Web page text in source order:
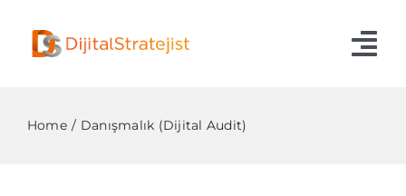
content
Home Danışmalık (Dijital Audit)